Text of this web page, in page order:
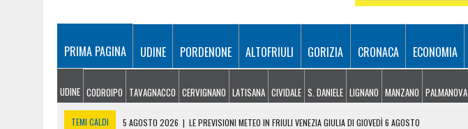
PRIMA PAGINA UDINE PORDENONE ALTOFRIULI GORIZIA CRONACA ECONOMIA
UDINE CODROIPO TAVAGNACCO CERVIGNANO LATISANA CIVIDALE S. DANIELE LIGNANO MANZANO PALMANOVA
TEMI CALDI 5 AGOSTO 2026 | LE PREVISIONI METEO IN FRIULI VENEZIA GIULIA DI GIOVEDÌ 6 AGOSTO